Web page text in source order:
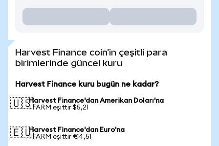
Harvest Finance coin'in çeşitli para
birimlerinde güncel kuru
Harvest Finance kuru bugün ne kadar?
🇺🇸Harvest Finance'dan Amerikan Doları'na
1 FARM eşittir $5,21
🇪🇺Harvest Finance'dan Euro'na
1 FARM eşittir €4,51